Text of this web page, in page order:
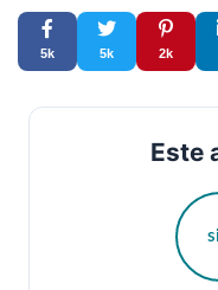
5k 5k 2k
Este